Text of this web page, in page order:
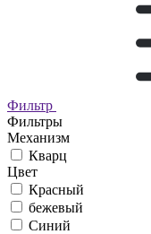
Фильтр
Фильтры
Механизм
Кварц
Цвет
Красный
бежевый
Синий